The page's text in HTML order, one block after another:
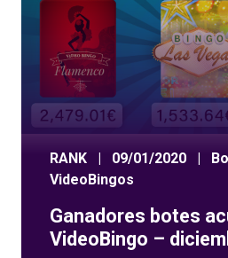
RANK | 09/01/2020 |
VideoBingos
Ganadores botes
VideoBingo –